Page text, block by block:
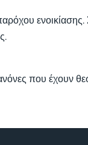
ενοικίασης.
που έχουν